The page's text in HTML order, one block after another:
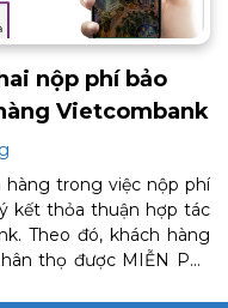
nộp phí bảo
Vietcombank
trong việc nộp phí
kết thỏa thuận hợp tác
Theo đó, khách hàng
thọ được MIỄN PHÍ